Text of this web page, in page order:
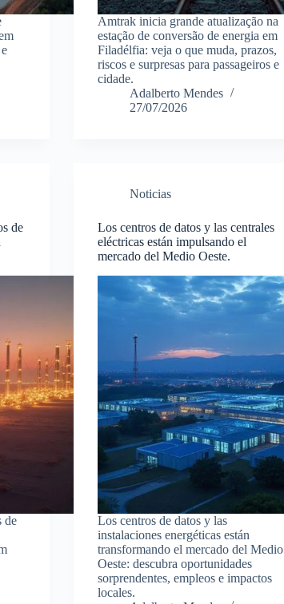
Amtrak inicia grande atualização na
estação de conversão de energia em
Filadélfia: veja o que muda, prazos,
riscos e surpresas para passageiros e
cidade.
Adalberto Mendes
27/07/2026
de
de
Noticias
Los centros de datos y las centrales
eléctricas están impulsando el
mercado del Medio Oeste.
Los centros de datos y las
instalaciones energéticas están
transformando el mercado del Medio
Oeste: descubra oportunidades
sorprendentes, empleos e impactos
locales.